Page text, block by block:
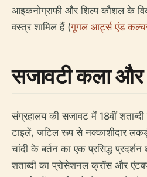
आइकनोग्राफी और शिल्प कौशल के
वस्त्र शामिल हैं (गूगल आर्ट्स एंड
सजावटी कला और
संग्रहालय की सजावट में 18वीं
टाइलें, जटिल रूप से नक्काशीदार
चांदी के बर्तन का एक प्रसिद्ध
शताब्दी का प्रोसेशनल क्रॉस और